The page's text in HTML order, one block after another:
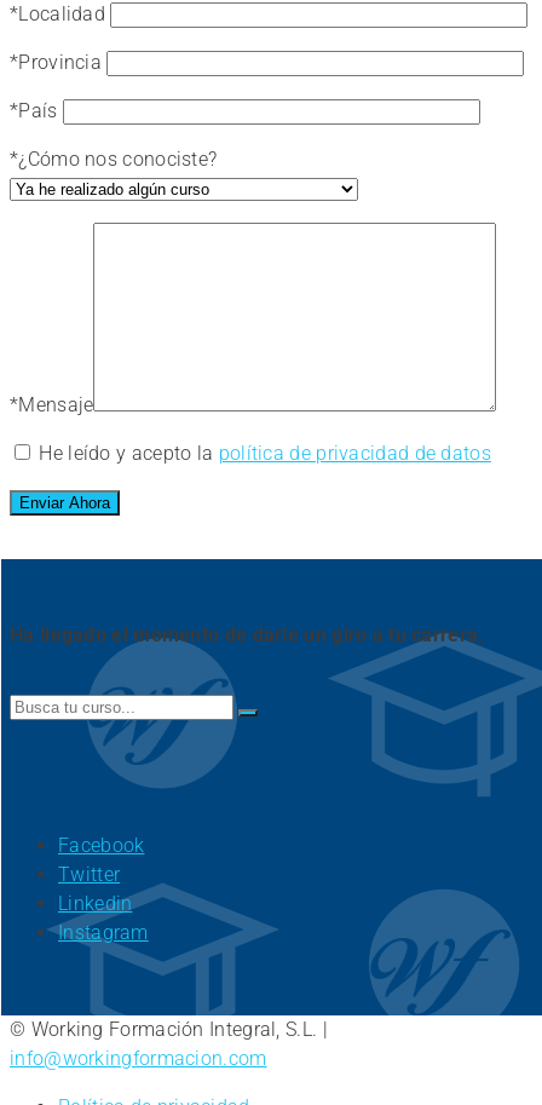
*Localidad
*Provincia
*País
*¿Cómo nos conociste?
*Mensaje
He leído y acepto la política de privacidad de datos
Ha llegado el momento de darle un giro a tu carrera.
Search
Facebook
Twitter
Linkedin
Instagram
© Working Formación Integral, S.L. |
info@workingformacion.com